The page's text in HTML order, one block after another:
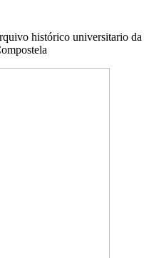
histórico universitario